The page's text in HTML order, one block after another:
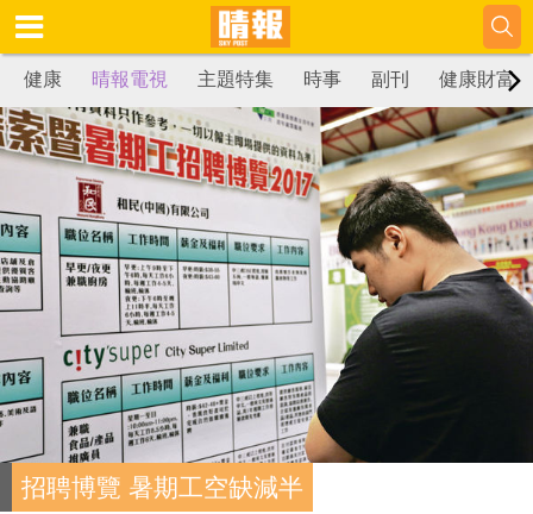
健康 晴報電視 主題特集 時事 副刊 健康財富
招聘博覽 暑期工空缺減半